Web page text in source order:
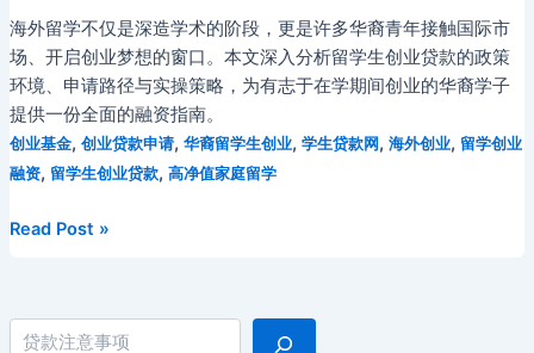
搜索
海外留学不仅是深造学术的阶段，更是许多华裔青年接触国际市
场、开启创业梦想的窗口。本文深入分析留学生创业贷款的政策
环境、申请路径与实操策略，为有志于在学期间创业的华裔学子
提供一份全面的融资指南。
创业基金, 创业贷款申请, 华裔留学生创业, 学生贷款网, 海外创业, 留学创业
融资, 留学生创业贷款, 高净值家庭留学
海
学
期
Read Post »